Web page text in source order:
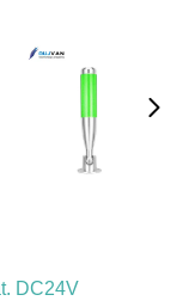
DC24V